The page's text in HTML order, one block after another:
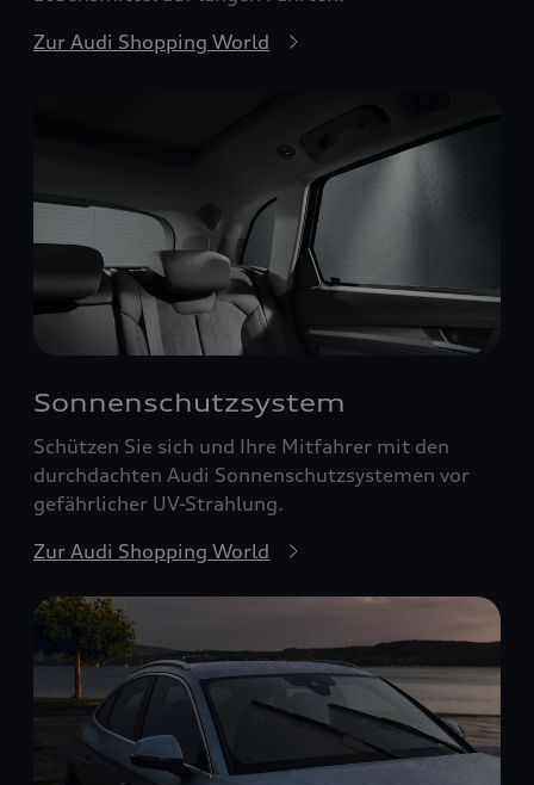
Zur Audi Shopping World
Sonnenschutzsystem
Schützen Sie sich und Ihre Mitfahrer mit den
durchdachten Audi Sonnenschutzsystemen vor
gefährlicher UV-Strahlung.
Zur Audi Shopping World